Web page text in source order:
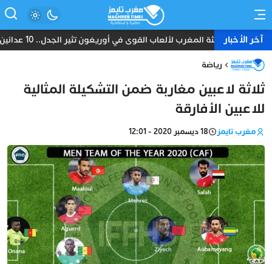
آخر الأخباربعثة المغرب لألعاب القوى في أوريغون تثير الجدل.. 10 عدائين ومدرب واحد دون طبيب أو إداري
رياضة
ثلاثة لاعبين مغاربة ضمن التشكيلة المثالية
للاعبين الأفارقة
مغرب تايمز 18 ديسمبر 2020 - 12:01